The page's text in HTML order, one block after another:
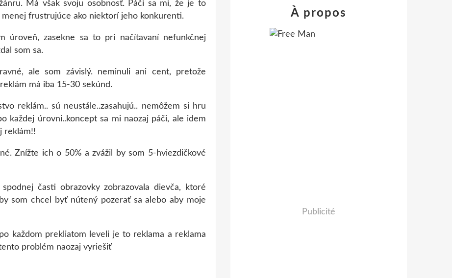
Má však svoju osobnosť. Páči sa mi, že je to
frustrujúce ako niektorí jeho konkurenti.
úroveň, zasekne sa to pri načítavaní nefunkčnej
som sa.
ale som závislý. neminuli ani cent, pretože
má iba 15-30 sekúnd.
reklám.. sú neustále..zasahujú.. nemôžem si hru
každej úrovni..koncept sa mi naozaj páči, ale idem
reklám!!
Znížte ich o 50% a zvážil by som 5-hviezdičkové
časti obrazovky zobrazovala dievča, ktoré
som chcel byť nútený pozerať sa alebo aby moje
každom prekliatom leveli je to reklama a reklama
problém naozaj vyriešiť
À propos
Publicité